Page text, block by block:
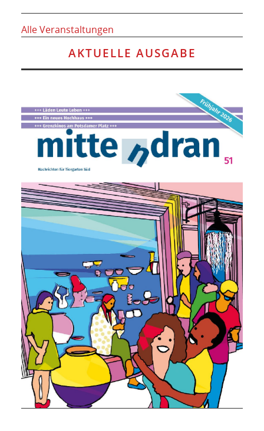
Alle Veranstaltungen
AKTUELLE AUSGABE